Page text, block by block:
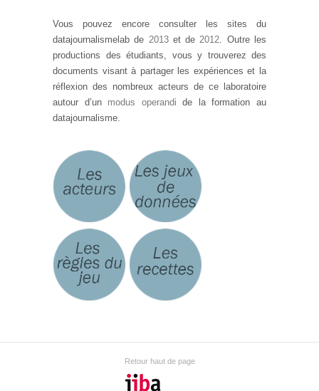
Vous pouvez encore consulter les sites du
datajournalismelab de 2013et de2012. Outre les
productions des étudiants, vous y trouverez des
documents visant à partager les expériences et la
réflexion des nombreux acteurs de ce laboratoire
autour d’un modus operandi de la formation au
datajournalisme.
Retour haut de page